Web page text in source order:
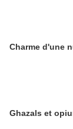
Charme d'une
Ghazals et